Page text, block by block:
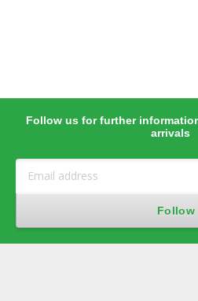
Follow us for further
arrivals